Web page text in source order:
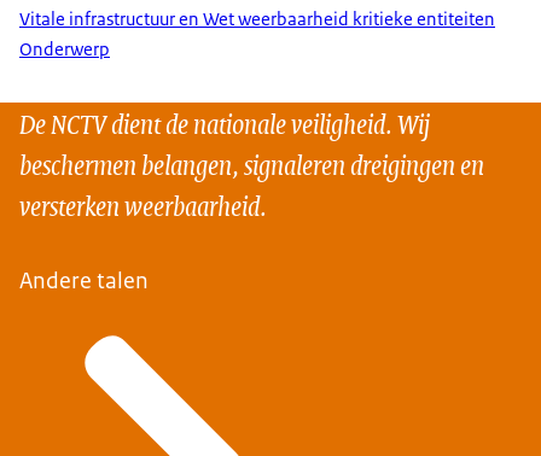
Vitale infrastructuur en Wet weerbaarheid kritieke entiteiten
Onderwerp
De NCTV dient de nationale veiligheid. Wij
beschermen belangen, signaleren dreigingen en
versterken weerbaarheid.
Andere talen